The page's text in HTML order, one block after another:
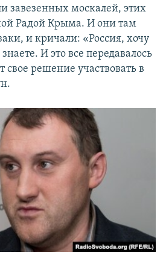
завезенных москалей, этих
Радой Крыма. И они там
и кричали: «Россия, хочу
И это все передавалось
свое решение участвовать в